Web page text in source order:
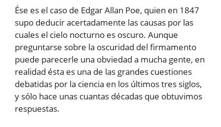
Ése es el caso de Edgar Allan Poe, quien en 1847
supo deducir acertadamente las causas por las
cuales el cielo nocturno es oscuro. Aunque
preguntarse sobre la oscuridad del firmamento
puede parecerle una obviedad a mucha gente, en
realidad ésta es una de las grandes cuestiones
debatidas por la ciencia en los últimos tres siglos,
y sólo hace unas cuantas décadas que obtuvimos
respuestas.